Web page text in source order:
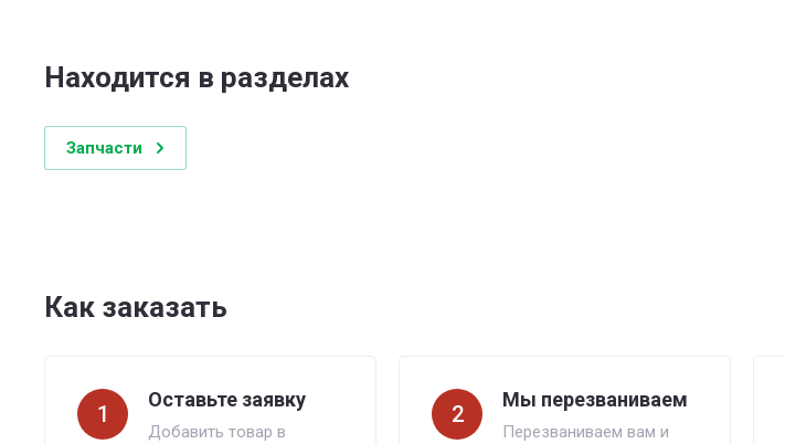
Находится в разделах
Запчасти
Как заказать
1
Оставьте заявку
Добавить товар в
2
Мы перезваниваем
Перезваниваем вам и